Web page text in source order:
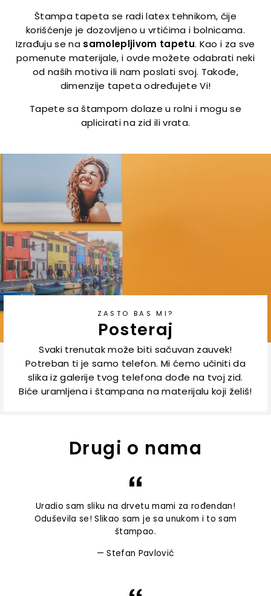
Štampa tapeta se radi latex tehnikom, čije
korišćenje je dozovljeno u vrtićima i bolnicama.
Izrađuju se nasamolepljivom tapetu. Kao i za sve
pomenute materijale, i ovde možete odabrati neki
od naših motiva ili nam poslati svoj. Takođe,
dimenzije tapeta određujete Vi!
Tapete sa štampom dolaze u rolni i mogu se
aplicirati na zid ili vrata.
ZASTO BAS MI?
Posteraj
Svaki trenutak može biti sačuvan zauvek!
Potreban ti je samo telefon. Mi ćemo učiniti da
slika iz galerije tvog telefona dođe na tvoj zid.
Biće uramljena i štampana na materijalu koji želiš!
Drugi o nama
Uradio sam sliku na drvetu mami za rođendan!
Oduševila se! Slikao sam je sa unukom i to sam
štampao.
Stefan Pavlović